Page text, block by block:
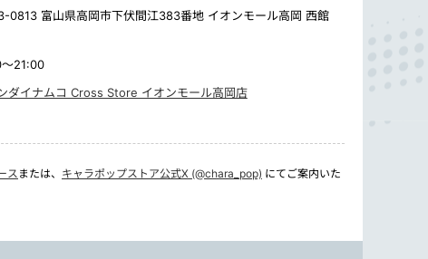
0813 富山県高岡市下伏間江383番地 イオンモール高岡 西館
21:00​
ダイナムコ Cross Store イオンモール高岡店
ス または、 キャラポップストア公式X (@chara_pop) にてご案内いた